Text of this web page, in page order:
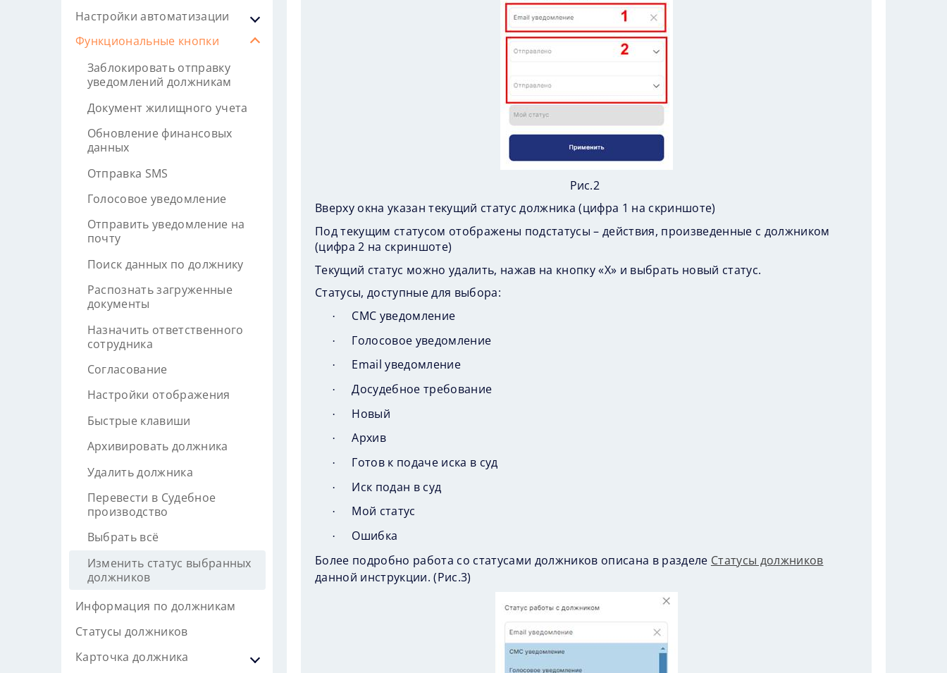
Настройки автоматизации
Функциональные кнопки
Заблокировать отправку
уведомлений должникам
Документ жилищного учета
Обновление финансовых
данных
Отправка SMS
Голосовое уведомление
Отправить уведомление на
почту
Поиск данных по должнику
Распознать загруженные
документы
Назначить ответственного
сотрудника
Согласование
Настройки отображения
Быстрые клавиши
Архивировать должника
Удалить должника
Перевести в Судебное
производство
Выбрать всё
Изменить статус выбранных
должников
Информация по должникам
Статусы должников
Карточка должника
Рис.2
Вверху окна указан текущий статус должника (цифра 1 на скриншоте)
Под текущим статусом отображены подстатусы – действия, произведенные с должником
(цифра 2 на скриншоте)
Текущий статус можно удалить, нажав на кнопку «Х» и выбрать новый статус.
Статусы, доступные для выбора:
· СМС уведомление
· Голосовое уведомление
· Email уведомление
· Досудебное требование
· Новый
· Архив
· Готов к подаче иска в суд
· Иск подан в суд
· Мой статус
·
Ошибка
Более подробно работа со статусами должников описана в разделе Статусы должников
данной инструкции. (Рис.3)